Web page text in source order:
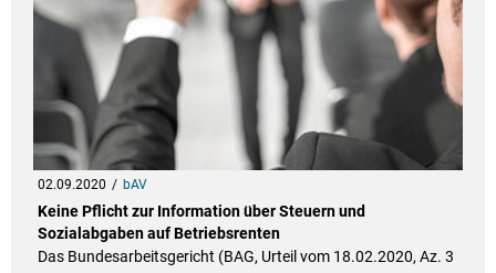
02.09.2020 bAV
Keine Pflicht zur Information über Steuern und
Sozialabgaben auf Betriebsrenten
Das Bundesarbeitsgericht (BAG, Urteil vom 18.02.2020, Az. 3